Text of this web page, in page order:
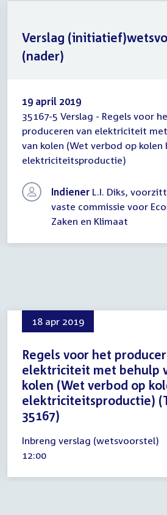
Verslag
(initiatief)wetsvoorstel
(nader)
19 april 2019
35167-5 Verslag - Regels voor
produceren van elektriciteit
van kolen (Wet verbod op kolen
elektriciteitsproductie)
Indiener L.I. Diks,
vaste commissie voor
Zaken en Klimaat
Verslag
(nader)
18 apr 2019
Regels voor het
elektriciteit met behulp
kolen (Wet verbod op
elektriciteitsproductie)
35167)
april
2019
Inbreng verslag (wetsvoorstel)
Tijd
12:00